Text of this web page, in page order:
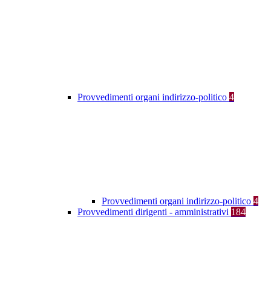
Provvedimenti organi indirizzo-politico 4
Provvedimenti organi indirizzo-politico 4
Provvedimenti dirigenti - amministrativi 184